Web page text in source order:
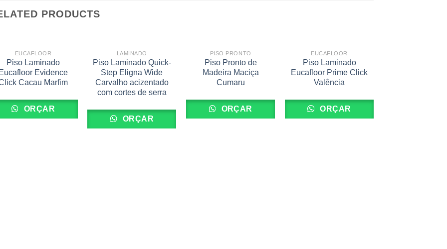
PRODUCTS
EUCAFLOOR
Piso Laminado
Evidence
Cacau Marfim
ORÇAR
LAMINADO
Piso Laminado Quick-
Step Eligna Wide
Carvalho acizentado
com cortes de serra
ORÇAR
PISO PRONTO
Piso Pronto de
Madeira Maciça
Cumaru
ORÇAR
EUCAFLOOR
Piso Laminado
Eucafloor Prime Click
Valência
ORÇAR